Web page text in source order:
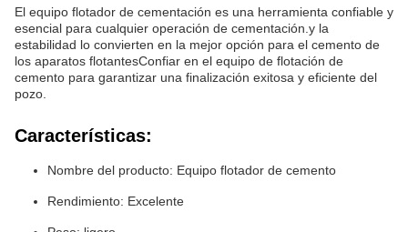
El equipo flotador de cementación es una herramienta confiable y
esencial para cualquier operación de cementación.y la
estabilidad lo convierten en la mejor opción para el cemento de
los aparatos flotantesConfiar en el equipo de flotación de
cemento para garantizar una finalización exitosa y eficiente del
pozo.
Características:
Nombre del producto: Equipo flotador de cemento
Rendimiento: Excelente